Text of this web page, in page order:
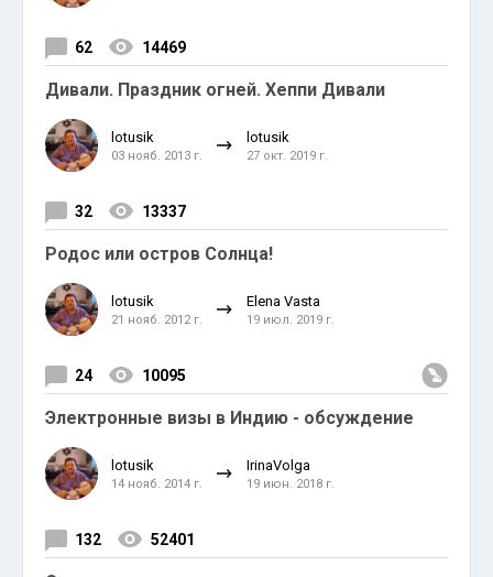
62 14469
Дивали. Праздник огней. Хеппи Дивали
lotusik
03 нояб. 2013 г.
lotusik
27 окт. 2019 г.
32 13337
Родос или остров Солнца!
lotusik
21 нояб. 2012 г.
Elena Vasta
19 июл. 2019 г.
24 10095
Электронные визы в Индию - обсуждение
lotusik
14 нояб. 2014 г.
IrinaVolga
19 июн. 2018 г.
132 52401